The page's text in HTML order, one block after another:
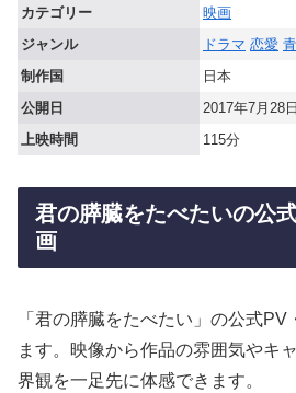
カテゴリー
映画
ジャンル
ドラマ 恋愛
制作国
日本
公開日
2017年7月28日
上映時間
115分
君の膵臓をたべたいの公
画
「君の膵臓をたべたい」の公式
ます。映像から作品の雰囲気やキ
界観を一足先に体感できます。